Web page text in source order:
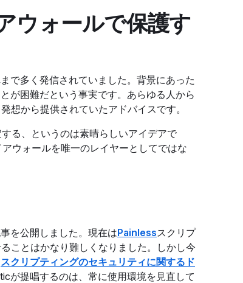
ウォールで保護す
で多く発信されていました。背景にあった
が困難だという事実です。あらゆる人から
想から提供されていたアドバイスです。
る、というのは素晴らしいアイデアで
ウォールを唯一のレイヤーとしてではな
を公開しました。現在はPainlessスクリプ
ことはかなり難しくなりました。しかし今
スクリプティングのセキュリティに関するド
が提唱するのは、常に使用環境を見直して